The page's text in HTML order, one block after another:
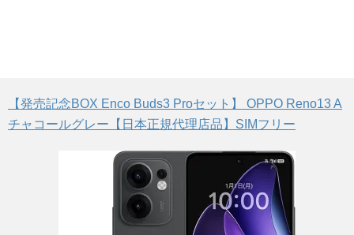
【発売記念BOX Enco Buds3 Proセット】 OPPO Reno13 A
チャコールグレー【日本正規代理店品】SIMフリー